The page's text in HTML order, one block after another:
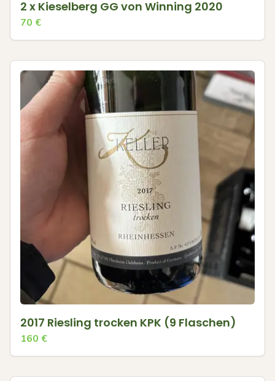
2 x Kieselberg GG von Winning 2020
70 €
2017 Riesling trocken KPK (9 Flaschen)
160 €